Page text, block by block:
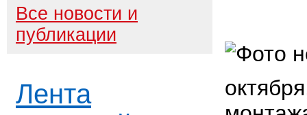
Все новости и
публикации
Лента